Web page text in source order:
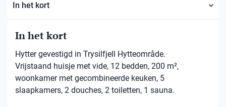
In het kort
In het kort
Hytter gevestigd in Trysilfjell Hytteområde.
Vrijstaand huisje met vide, 12 bedden, 200 m²,
woonkamer met gecombineerde keuken, 5
slaapkamers, 2 douches, 2 toiletten, 1 sauna.